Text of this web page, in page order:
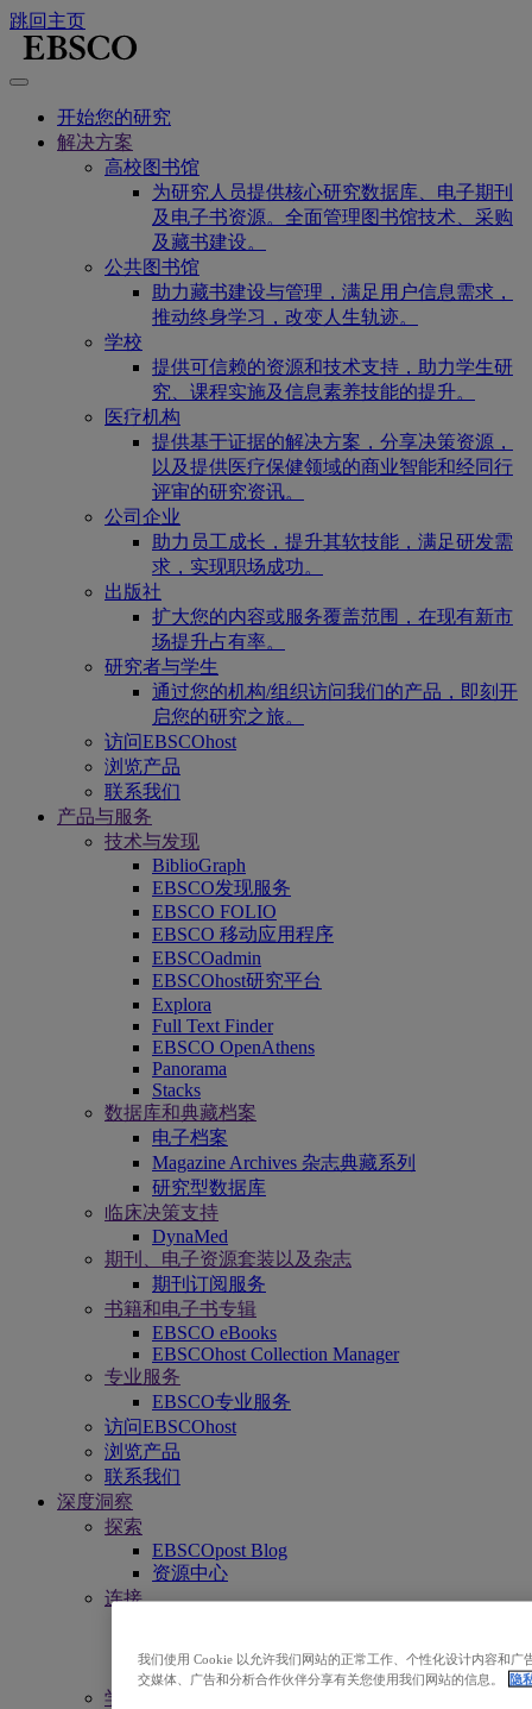
跳回主页
开始您的研究
解决方案
高校图书馆
为研究人员提供核心研究数据库、电子期刊
及电子书资源。全面管理图书馆技术、采购
及藏书建设。
公共图书馆
助力藏书建设与管理，满足用户信息需求，
推动终身学习，改变人生轨迹。
学校
提供可信赖的资源和技术支持，助力学生研
究、课程实施及信息素养技能的提升。
医疗机构
提供基于证据的解决方案，分享决策资源，
以及提供医疗保健领域的商业智能和经同行
评审的研究资讯。
公司企业
助力员工成长，提升其软技能，满足研发需
求，实现职场成功。
出版社
扩大您的内容或服务覆盖范围，在现有新市
场提升占有率。
研究者与学生
通过您的机构/组织访问我们的产品，即刻开
启您的研究之旅。
访问EBSCOhost
浏览产品
联系我们
产品与服务
技术与发现
BiblioGraph
EBSCO发现服务
EBSCO FOLIO
EBSCO 移动应用程序
EBSCOadmin
EBSCOhost研究平台
Explora
Full Text Finder
EBSCO OpenAthens
Panorama
Stacks
数据库和典藏档案
电子档案
Magazine Archives 杂志典藏系列
研究型数据库
临床决策支持
DynaMed
期刊、电子资源套装以及杂志
期刊订阅服务
书籍和电子书专辑
EBSCO eBooks
EBSCOhost Collection Manager
专业服务
EBSCO专业服务
访问EBSCOhost
浏览产品
联系我们
深度洞察
探索
EBSCOpost Blog
资源中心
连接
电子月报
学习
我们使用 Cookie 以允许我们网站的正常工作、个性化设计内容和
交媒体、广告和分析合作伙伴分享有关您使用我们网站的信息。
隐